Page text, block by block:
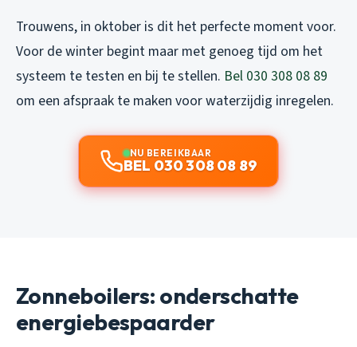
Trouwens, in oktober is dit het perfecte moment voor.
Voor de winter begint maar met genoeg tijd om het
systeem te testen en bij te stellen. Bel 030 308 08 89
om een afspraak te maken voor waterzijdig inregelen.
NU BEREIKBAAR
BEL 030 308 08 89
Zonneboilers: onderschatte
energiebespaarder